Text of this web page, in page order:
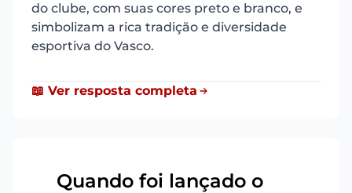
do clube, com suas cores preto e branco, e
simbolizam a rica tradição e diversidade
esportiva do Vasco.
📖 Ver resposta completa
Quando foi lançado o